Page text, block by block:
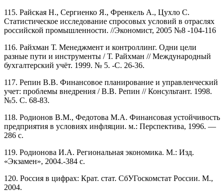
115. Райская Н., Сергиенко Я., Френкель А., Цухло С.
Статистическое исследование спросовых условий в отраслях
российской промышленности. //Экономист, 2005 №8 -104-116
116. Райхман Т. Менеджмент и контроллинг. Одни цели
разные пути и инструменты / Т. Райхман // Международный
бухгалтерский учёт. 1999. № 5. -С. 26-36.
117. Репин В.В. Финансовое планирование и управленческий
учет: проблемы внедрения / В.В. Репин // Консультант. 1998.
№5. С. 68-83.
118. Родионов В.М., Федотова М.А. Финансовая устойчивость
предприятия в условиях инфляции. м.: Перспектива, 1996. —
286 с.
119. Родионова И.А. Региональная экономика. М.: Изд.
«Экзамен», 2004.-384 с.
120. Россия в цифрах: Крат. стат. СбУГоскомстат России. М.,
2004.